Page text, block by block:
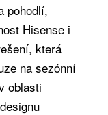
pohodlí,
Hisense i
která
na sezónní
oblasti